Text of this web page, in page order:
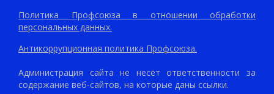
Политика Профсоюза в отношении обработки
персональных данных.
Антикоррупционная политика Профсоюза.
Администрация сайта не несёт ответственности за
содержание веб-сайтов, на которые даны ссылки.